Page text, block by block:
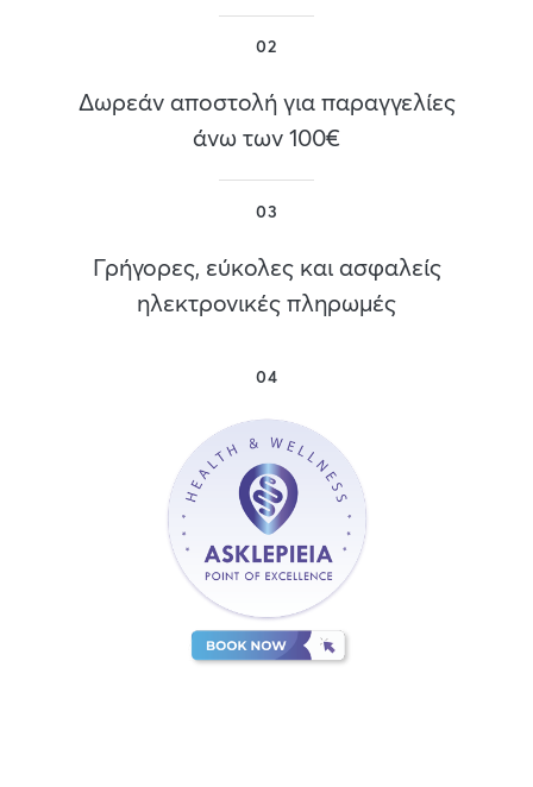
02
Δωρεάν αποστολή για παραγγελίες
άνω των 100€
03
Γρήγορες, εύκολες και ασφαλείς
ηλεκτρονικές πληρωμές
04